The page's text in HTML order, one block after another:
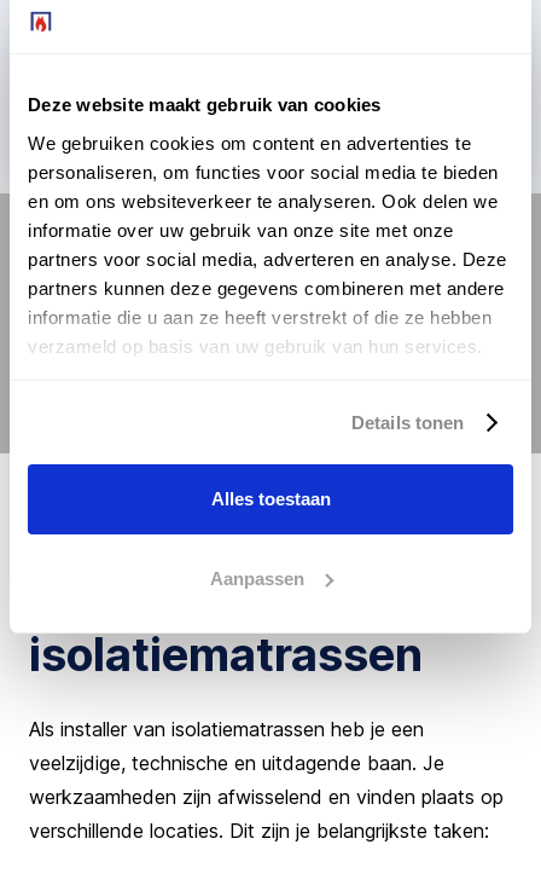
Deze website maakt gebruik van cookies
We gebruiken cookies om content en advertenties te
personaliseren, om functies voor social media te bieden
en om ons websiteverkeer te analyseren. Ook delen we
informatie over uw gebruik van onze site met onze
partners voor social media, adverteren en analyse. Deze
partners kunnen deze gegevens combineren met andere
informatie die u aan ze heeft verstrekt of die ze hebben
verzameld op basis van uw gebruik van hun services.
Details tonen
Alles toestaan
Aanpassen
tijdens de werkzaamheden.
Op deze plekken ga jij aan de slag!
Werkzaamheden als
isolatiematrassen
Als installer van isolatiematrassen heb je een
veelzijdige, technische en uitdagende baan. Je
werkzaamheden zijn afwisselend en vinden plaats op
verschillende locaties. Dit zijn je belangrijkste taken: